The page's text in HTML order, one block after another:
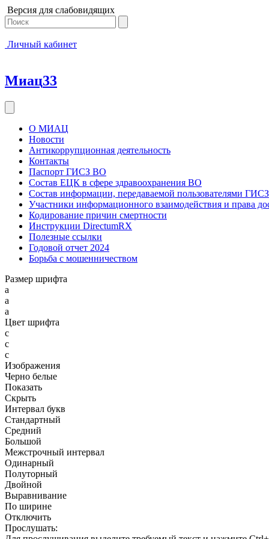
Версия для слабовидящих
Личный кабинет
Миац33
О МИАЦ
Новости
Антикоррупционная деятельность
Контакты
Паспорт ГИСЗ ВО
Состав ЕЦК в сфере здравоохранения ВО
Состав информации, передаваемой пользователями ГИСЗ
Участники информационного взаимодействия и права
Кодирование причин смертности
Инструкции DirectumRX
Полезные ссылки
Годовой отчет 2024
Борьба с мошенничеством
Размер шрифта
a
a
a
Цвет шрифта
c
c
c
Изображения
Черно белые
Показать
Скрыть
Интервал букв
Стандартный
Средний
Большой
Межстрочный интервал
Одинарный
Полуторный
Двойной
Выравнивание
По ширине
Отключить
Прослушать: